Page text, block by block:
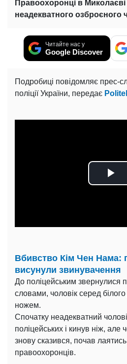
Правоохоронці в
неадекватного озброєного
Читайте нас у
Google Discover
Подробиці повідомляє прес-
поліції України, передає
Вбивство Кім Чен Нама:
висунули звинувачення
До поліцейським звернулися
словами, чоловік серед
ножем.
Спочатку неадекватний
поліцейських і кинув ніж, але
знову сказився, почав
правоохоронців.